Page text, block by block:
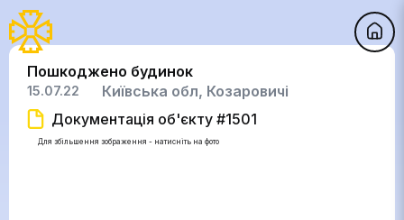
Для збільшення зображення - натисніть на фото
Пошкоджено будинок
15.07.22
Київська обл, Козаровичі
Документація об'єкту #1501